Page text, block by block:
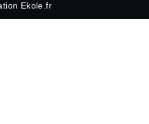
Ekole.fr